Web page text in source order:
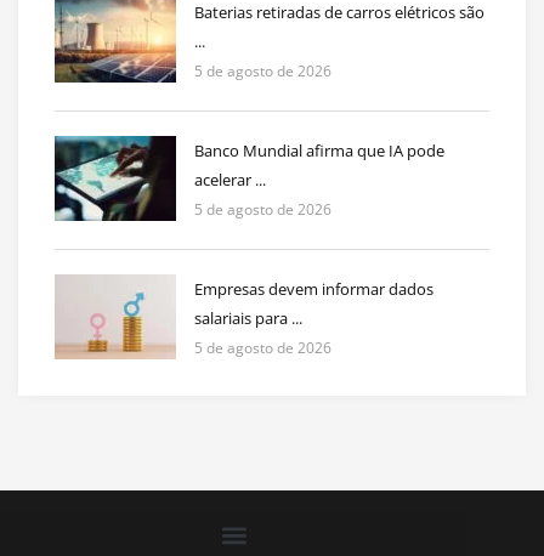
Baterias retiradas de carros elétricos são
...
5 de agosto de 2026
Banco Mundial afirma que IA pode
acelerar ...
5 de agosto de 2026
Empresas devem informar dados
salariais para ...
5 de agosto de 2026